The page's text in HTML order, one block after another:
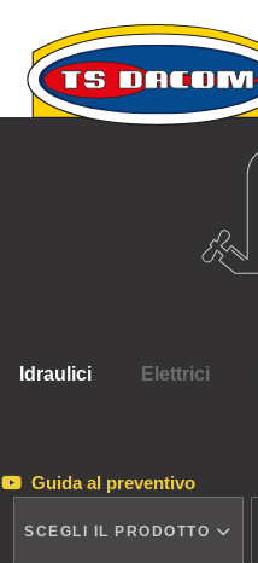
Idraulici Elettrici
Guida al preventivo
SCEGLI IL PRODOTTO